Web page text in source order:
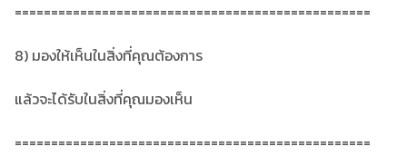
=================================================
8) มองให้เห็นในสิ่งที่คุณต้องการ
แล้วจะได้รับในสิ่งที่คุณมองเห็น
=================================================